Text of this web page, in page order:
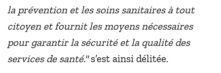
la prévention et les soins sanitaires à tout
citoyen et fournit les moyens nécessaires
pour garantir la sécurité et la qualité des
services de santé."s’est ainsi délitée.